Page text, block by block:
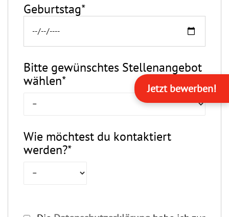
Geburtstag*
Bitte gewünschtes Stellenangebot
wählen*
Wie möchtest du kontaktiert
werden?*
Jetzt bewerben!